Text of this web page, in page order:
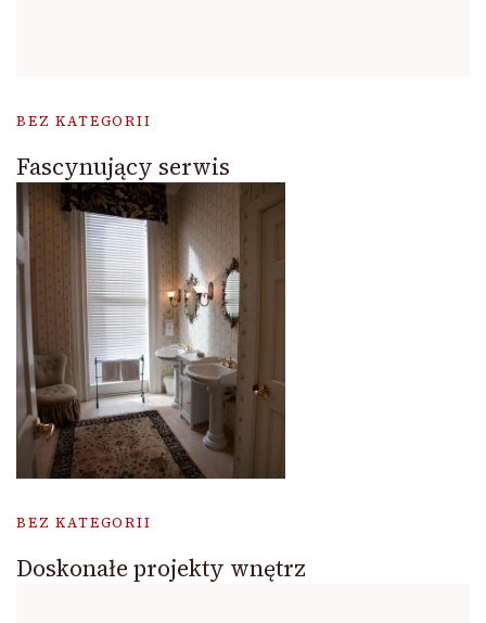
BEZ KATEGORII
Fascynujący serwis
BEZ KATEGORII
Doskonałe projekty wnętrz